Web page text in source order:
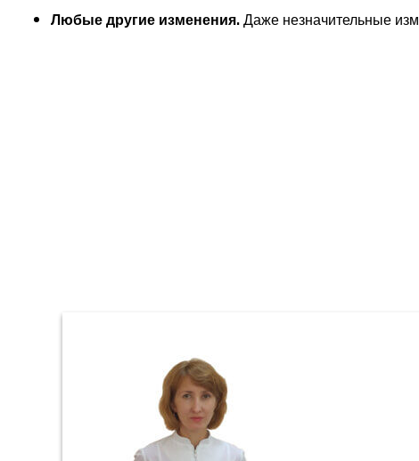
Любые другие изменения.Даже незначительные